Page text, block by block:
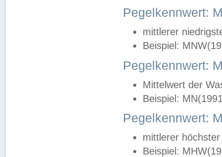
Pegelkennwert:
mittlerer
Beispiel:
Pegelkennwert:
Mittelwert der
Beispiel:
Pegelkennwert:
mittlerer
Beispiel: